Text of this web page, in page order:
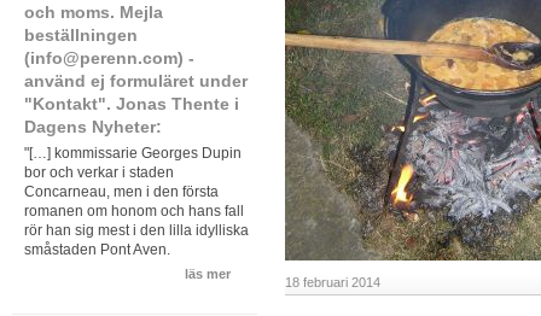
18 februari 2014
och moms. Mejla
beställningen
(info@perenn.com) -
använd ej formuläret under
"Kontakt". Jonas Thente i
Dagens Nyheter:
"[…] kommissarie Georges Dupin
bor och verkar i staden
Concarneau, men i den första
romanen om honom och hans fall
rör han sig mest i den lilla idylliska
småstaden Pont Aven.
läs mer